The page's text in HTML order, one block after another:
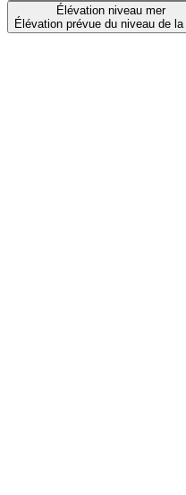
Élévation niveau mer
Élévation prévue du niveau de la